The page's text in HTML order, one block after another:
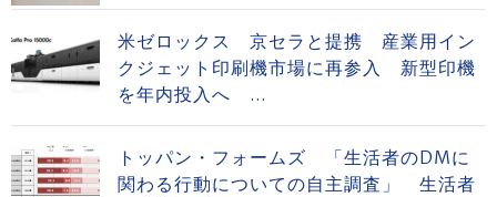
米ゼロックス 京セラと提携 産業用イン
クジェット印刷機市場に再参入 新型印機
を年内投入へ ...
トッパン・フォームズ 「生活者のDMに
関わる行動についての自主調査」 生活者